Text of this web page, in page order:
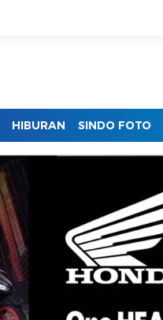
HIBURAN SINDO FOTO